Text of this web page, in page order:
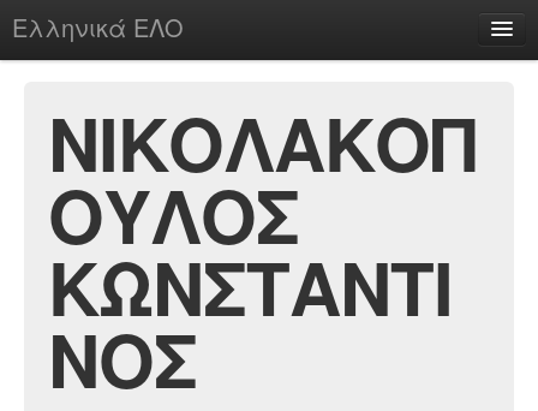
Ελληνικά ΕΛΟ
chesstu.be @ discord
Login
ΝΙΚΟΛΑΚΟΠ
ΟΥΛΟΣ
ΚΩΝΣΤΑΝΤΙ
ΝΟΣ